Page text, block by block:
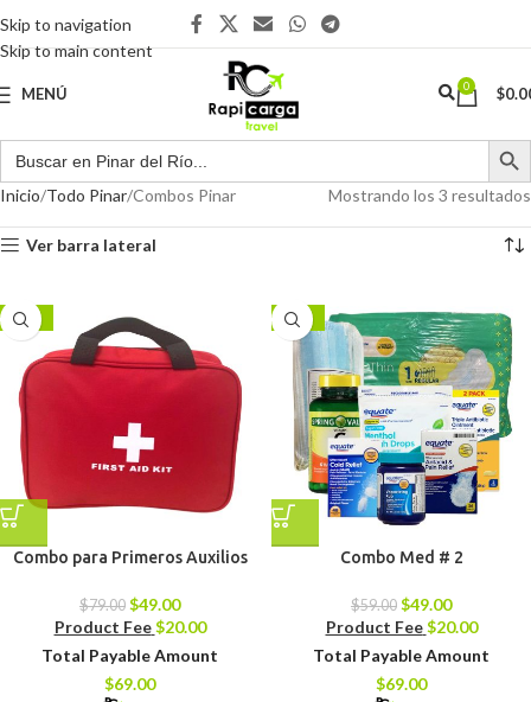
Skip to navigation
Skip to main content
MENÚ 0 $
Inicio Todo Pinar Combos Pinar Mostrando los 3 resultados
Ver barra lateral
-38%
Combo para Primeros Auxilios
$79.00 $49.00
Product Fee $20.00
Total Payable Amount
$69.00
-17%
Combo Med # 2
$59.00 $49.00
Product Fee $20.00
Total Payable Amount
$69.00